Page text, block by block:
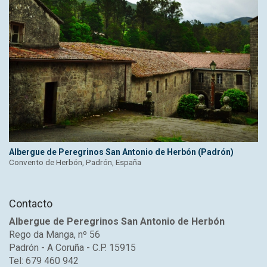
Albergue de Peregrinos San Antonio de Herbón (Padrón)
Convento de Herbón, Padrón, España
Contacto
Albergue de Peregrinos San Antonio de Herbón
Rego da Manga, nº 56
Padrón - A Coruña - C.P. 15915
Tel: 679 460 942